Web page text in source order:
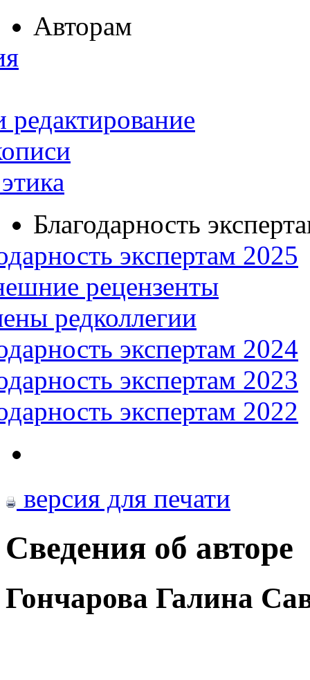
Авторам
редактирование
Благодарность
экспертам 2025
рецензенты
редколлегии
экспертам 2024
экспертам 2023
экспертам 2022
версия для печати
Сведения об авторе
Гончарова Галина